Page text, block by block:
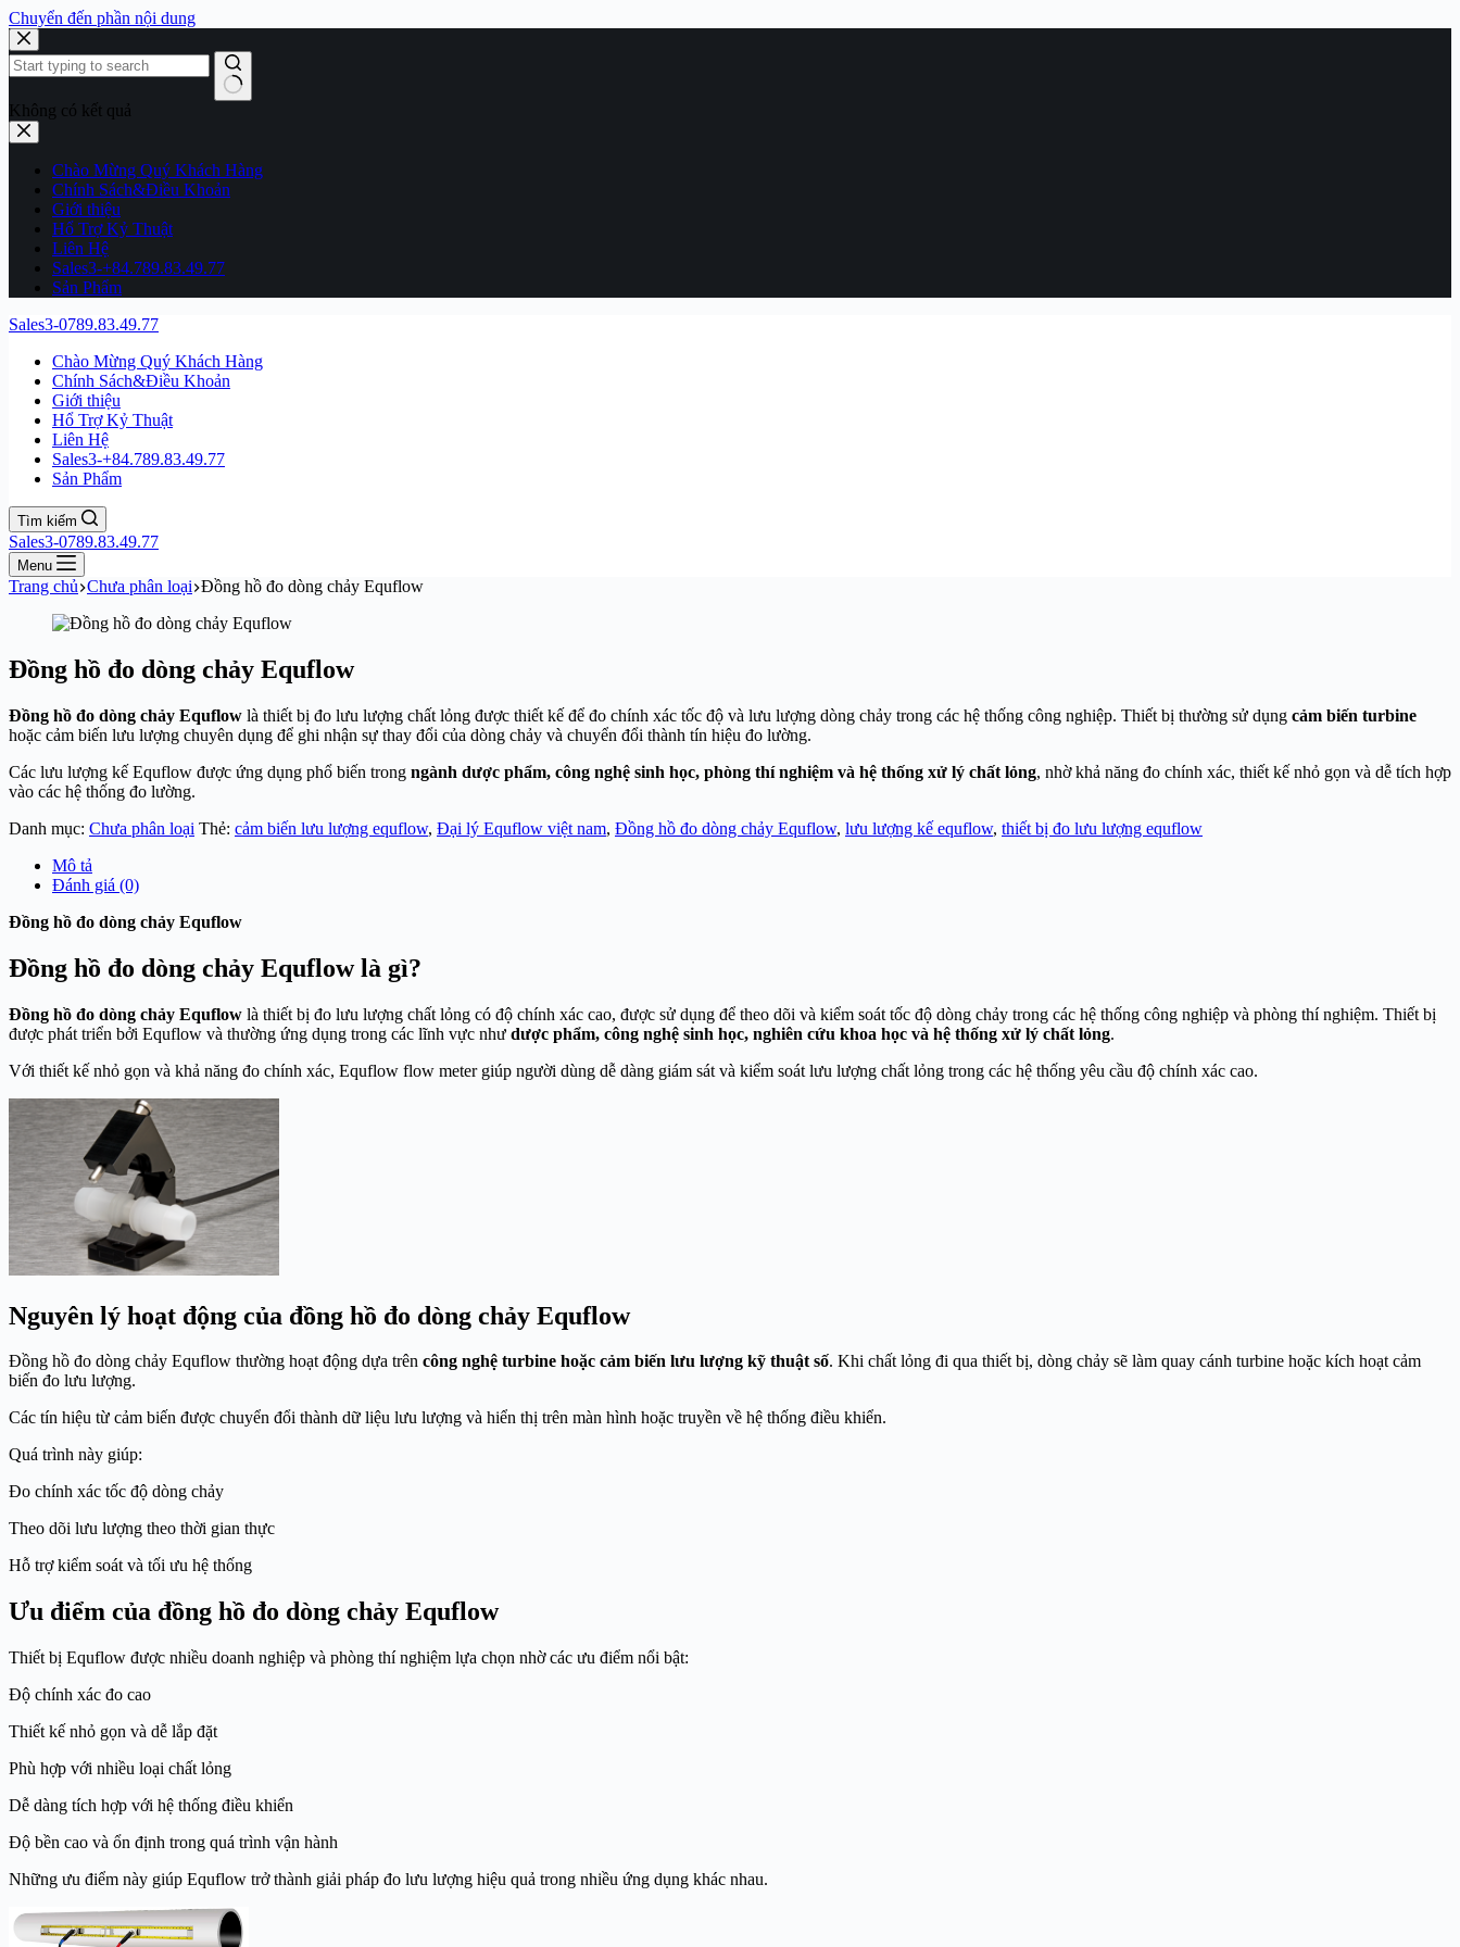
Chuyển đến phần nội dung
Không có kết quả
Chào Mừng Quý Khách Hàng
Chính Sách&Điều Khoản
Giới thiệu
Hổ Trợ Kỷ Thuật
Liên Hệ
Sales3-+84.789.83.49.77
Sản Phẩm
Sales3-0789.83.49.77
Chào Mừng Quý Khách Hàng
Chính Sách&Điều Khoản
Giới thiệu
Hổ Trợ Kỷ Thuật
Liên Hệ
Sales3-+84.789.83.49.77
Sản Phẩm
Tìm kiếm
Sales3-0789.83.49.77
Menu
Trang chủ Chưa phân loại Đồng hồ đo dòng chảy Equflow
Đồng hồ đo dòng chảy Equflow
Đồng hồ đo dòng chảy Equflow là thiết bị đo lưu lượng chất lỏng được thiết kế để đo chính xác tốc độ và lưu lượng dòng chảy trong các hệ thống công nghiệp. Thiết bị thường sử dụng cảm biến turbine
hoặc cảm biến lưu lượng chuyên dụng để ghi nhận sự thay đổi của dòng chảy và chuyển đổi thành tín hiệu đo lường.
Các lưu lượng kế Equflow được ứng dụng phổ biến trong ngành dược phẩm, công nghệ sinh học, phòng thí nghiệm và hệ thống xử lý chất lỏng, nhờ khả năng đo chính xác, thiết kế nhỏ gọn và dễ tích hợp
vào các hệ thống đo lường.
Danh mục: Chưa phân loại Thẻ: cảm biến lưu lượng equflow, Đại lý Equflow việt nam, Đồng hồ đo dòng chảy Equflow, lưu lượng kế equflow, thiết bị đo lưu lượng equflow
Mô tả
Đánh giá (0)
Đồng hồ đo dòng chảy Equflow
Đồng hồ đo dòng chảy Equflow là gì?
Đồng hồ đo dòng chảy Equflow là thiết bị đo lưu lượng chất lỏng có độ chính xác cao, được sử dụng để theo dõi và kiểm soát tốc độ dòng chảy trong các hệ thống công nghiệp và phòng thí nghiệm. Thiết bị
được phát triển bởi Equflow và thường ứng dụng trong các lĩnh vực như dược phẩm, công nghệ sinh học, nghiên cứu khoa học và hệ thống xử lý chất lỏng.
Với thiết kế nhỏ gọn và khả năng đo chính xác, Equflow flow meter giúp người dùng dễ dàng giám sát và kiểm soát lưu lượng chất lỏng trong các hệ thống yêu cầu độ chính xác cao.
Nguyên lý hoạt động của đồng hồ đo dòng chảy Equflow
Đồng hồ đo dòng chảy Equflow thường hoạt động dựa trên công nghệ turbine hoặc cảm biến lưu lượng kỹ thuật số. Khi chất lỏng đi qua thiết bị, dòng chảy sẽ làm quay cánh turbine hoặc kích hoạt cảm
biến đo lưu lượng.
Các tín hiệu từ cảm biến được chuyển đổi thành dữ liệu lưu lượng và hiển thị trên màn hình hoặc truyền về hệ thống điều khiển.
Quá trình này giúp:
Đo chính xác tốc độ dòng chảy
Theo dõi lưu lượng theo thời gian thực
Hỗ trợ kiểm soát và tối ưu hệ thống
Ưu điểm của đồng hồ đo dòng chảy Equflow
Thiết bị Equflow được nhiều doanh nghiệp và phòng thí nghiệm lựa chọn nhờ các ưu điểm nổi bật:
Độ chính xác đo cao
Thiết kế nhỏ gọn và dễ lắp đặt
Phù hợp với nhiều loại chất lỏng
Dễ dàng tích hợp với hệ thống điều khiển
Độ bền cao và ổn định trong quá trình vận hành
Những ưu điểm này giúp Equflow trở thành giải pháp đo lưu lượng hiệu quả trong nhiều ứng dụng khác nhau.